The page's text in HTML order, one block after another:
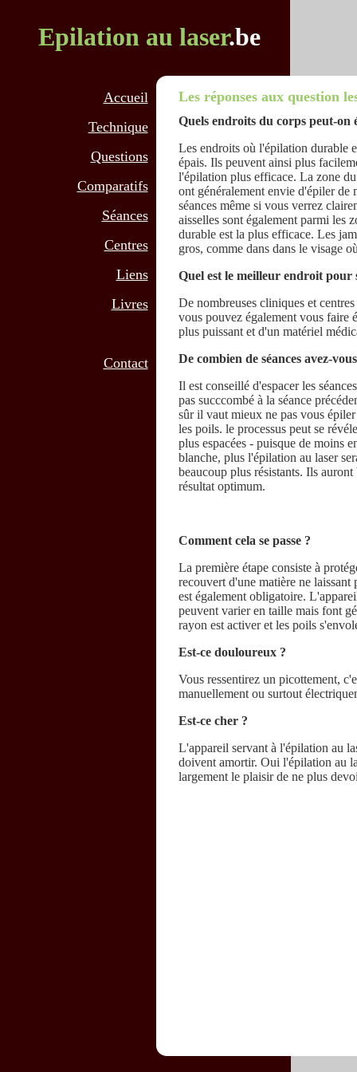
Epilation au laser.be
Les réponses aux question
Quels endroits du corps peut-on
Les endroits où l'épilation durable
épais. Ils peuvent ainsi plus
l'épilation plus efficace. La zone
ont généralement envie d'épiler
séances même si vous verrez
aisselles sont également parmi les
durable est la plus efficace. Les
gros, comme dans dans le visage
Quel est le meilleur endroit pour
De nombreuses cliniques et
vous pouvez également vous faire
plus puissant et d'un matériel
De combien de séances avez-
Il est conseillé d'espacer les
pas succcombé à la séance
sûr il vaut mieux ne pas vous
les poils. le processus peut se
plus espacées - puisque de moins
blanche, plus l'épilation au laser
beaucoup plus résistants. Ils
résultat optimum.
Comment cela se passe ?
La première étape consiste à
recouvert d'une matière ne
est également obligatoire.
peuvent varier en taille mais font
rayon est activer et les poils
Est-ce douloureux ?
Vous ressentirez un picottement,
manuellement ou surtout
Est-ce cher ?
L'appareil servant à l'épilation au
doivent amortir. Oui l'épilation au
largement le plaisir de ne plus
Accueil
Technique
Questions
Comparatifs
Séances
Centres
Liens
Livres
Contact